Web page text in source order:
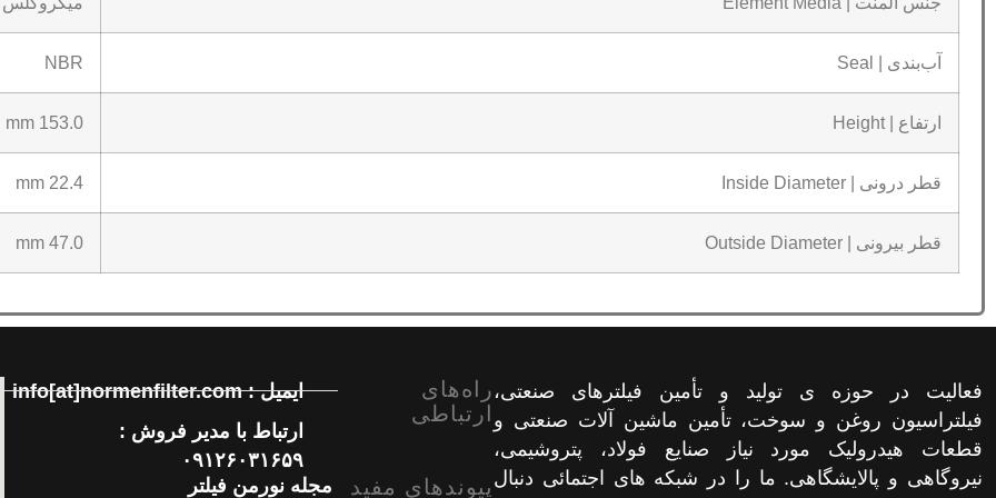
آب‌بندی | Seal NBR
ارتفاع | Height 153.0 mm
قطر درونی | Inside Diameter 22.4 mm
قطر بیرونی | Outside Diameter 47.0 mm
فعالیت در حوزه ی تولید و تأمین فیلترهای صنعتی،
فیلتراسیون روغن و سوخت، تأمین ماشین آلات صنعتی و
قطعات هیدرولیک مورد نیاز صنایع فولاد، پتروشیمی،
نیروگاهی و پالایشگاهی. ما را در شبکه های اجتمائی دنبال
راه‌های
ارتباطی
ایمیل : info[at]normenfilter.com
ارتباط با مدیر فروش :
۰۹۱۲۶۰۳۱۶۵۹
پیوندهای مفید مجله نورمن فیلتر